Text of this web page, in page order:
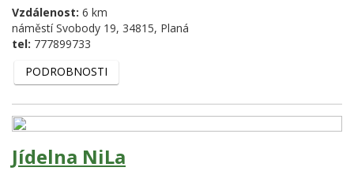
Vzdálenost: 6 km
náměstí Svobody 19, 34815, Planá
tel: 777899733
PODROBNOSTI
Jídelna NiLa